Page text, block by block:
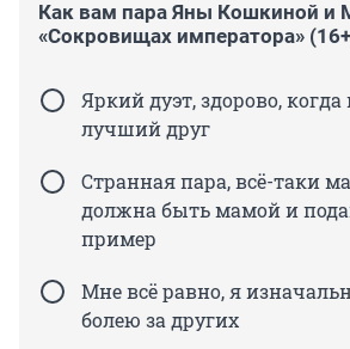
Как вам пара Яны Кошкиной и
«Сокровищах императора»
Яркий дуэт, здорово,
лучший друг
Странная пара, всё-таки
должна быть мамой и
пример
Мне всё равно, я
болею за других